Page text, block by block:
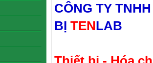
CÔNG TY
BỊ TENLAB